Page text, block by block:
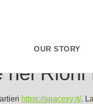
OUR STORY
nei Rioni
https://spacexy.it/.